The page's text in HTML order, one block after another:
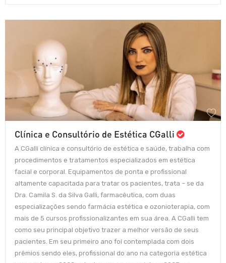
Clínica e Consultório de Estética CGalli
A CGalli clínica e consultório de estética e saúde, trabalha com
procedimentos e tratamentos especializados em estética
facial e corporal. Equipamentos de ponta e profissional
altamente capacitada para tratar os pacientes, trata – se da
Dra. Camila S. da Silva Galli, farmacêutica, com duas
especializações sendo farmácia estética e ozonioterapia, com
mais de 5 cursos profissionalizantes em sua área. A CGalli tem
como seu principal objetivo trazer a melhor versão de seus
pacientes. Em seu primeiro ano foi contemplada com dois
prêmios sendo eles, profissional do ano na categoria estética